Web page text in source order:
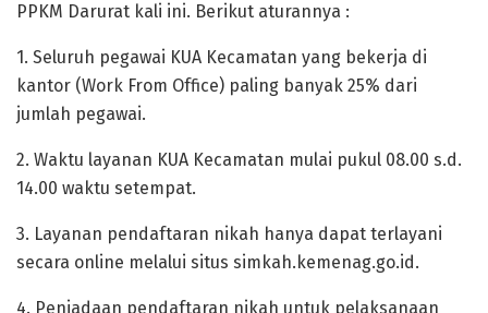
PPKM Darurat kali ini. Berikut aturannya :
1. Seluruh pegawai KUA Kecamatan yang bekerja di
kantor (Work From Office) paling banyak 25% dari
jumlah pegawai.
2. Waktu layanan KUA Kecamatan mulai pukul 08.00 s.d.
14.00 waktu setempat.
3. Layanan pendaftaran nikah hanya dapat terlayani
secara online melalui situs simkah.kemenag.go.id.
4. Peniadaan pendaftaran nikah untuk pelaksanaan